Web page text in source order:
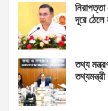
দূরে ঠেলে
তথ্য
তথ্যমন্ত্রী